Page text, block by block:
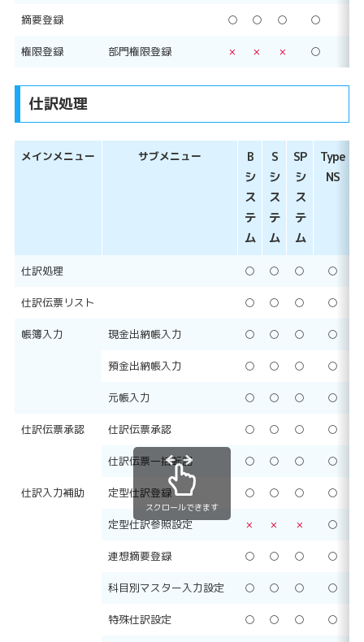
摘要登録 ○ ○ ○ ○
権限登録 部門権限登録 × × × ○
仕訳処理
メインメニュー サブメニュー
B
シ
ス
テ
ム
S
シ
ス
テ
ム
SP
シ
ス
テ
ム
Type
NS
仕訳処理 ○ ○ ○ ○
仕訳伝票リスト ○ ○ ○ ○
帳簿入力 現金出納帳入力 ○ ○ ○ ○
預金出納帳入力 ○ ○ ○ ○
元帳入力 ○ ○ ○ ○
仕訳伝票承認 仕訳伝票承認 ○ ○ ○ ○
仕訳伝票一括転記 ○ ○ ○ ○
仕訳入力補助 定型仕訳登録 ○ ○ ○ ○
定型仕訳参照設定 × × × ○
連想摘要登録 ○ ○ ○ ○
科目別マスター入力設定 ○ ○ ○ ○
特殊仕訳設定 ○ ○ ○ ○
スクロールできます